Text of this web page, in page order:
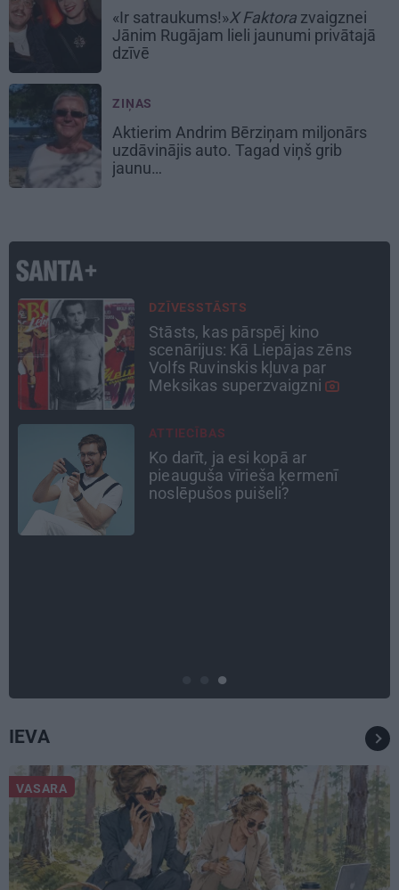
«Ir satraukums!»X Faktora zvaigznei
Jānim Rugājam lieli jaunumi privātajā
dzīvē
ZIŅAS
Aktierim Andrim Bērziņam miljonārs
uzdāvinājis auto. Tagad viņš grib
jaunu…
ATRADUMS
Virziens – jūra: Lauderu
ģimenes bezbēdīgi laiskā miera
osta Pūrciemā
INTERVIJA
«Nevajag kalnos tēlot varoņus!
Tie ātri noliks pie vietas.»
Alpīnists Atis Plakans, kurš
IEVA
VASARA